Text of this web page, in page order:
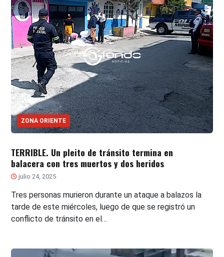
ZONA ORIENTE
TERRIBLE. Un pleito de tránsito termina en
balacera con tres muertos y dos heridos
julio 24, 2025
Tres personas murieron durante un ataque a balazos la
tarde de este miércoles, luego de que se registró un
conflicto de tránsito en el…